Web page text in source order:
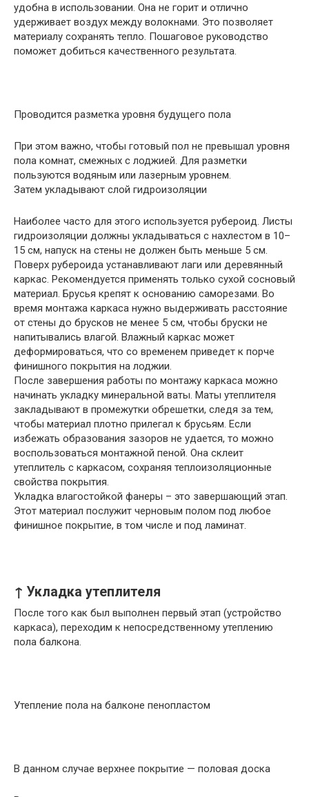
удобна в использовании. Она не горит и отлично
удерживает воздух между волокнами. Это позволяет
материалу сохранять тепло. Пошаговое руководство
поможет добиться качественного результата.
Проводится разметка уровня будущего пола
При этом важно, чтобы готовый пол не превышал уровня
пола комнат, смежных с лоджией. Для разметки
пользуются водяным или лазерным уровнем.
Затем укладывают слой гидроизоляции
Наиболее часто для этого используется рубероид. Листы
гидроизоляции должны укладываться с нахлестом в 10–
15 см, напуск на стены не должен быть меньше 5 см.
Поверх рубероида устанавливают лаги или деревянный
каркас. Рекомендуется применять только сухой сосновый
материал. Брусья крепят к основанию саморезами. Во
время монтажа каркаса нужно выдерживать расстояние
от стены до брусков не менее 5 см, чтобы бруски не
напитывались влагой. Влажный каркас может
деформироваться, что со временем приведет к порче
финишного покрытия на лоджии.
После завершения работы по монтажу каркаса можно
начинать укладку минеральной ваты. Маты утеплителя
закладывают в промежутки обрешетки, следя за тем,
чтобы материал плотно прилегал к брусьям. Если
избежать образования зазоров не удается, то можно
воспользоваться монтажной пеной. Она склеит
утеплитель с каркасом, сохраняя теплоизоляционные
свойства покрытия.
Укладка влагостойкой фанеры – это завершающий этап.
Этот материал послужит черновым полом под любое
финишное покрытие, в том числе и под ламинат.
↑ Укладка утеплителя
После того как был выполнен первый этап (устройство
каркаса), переходим к непосредственному утеплению
пола балкона.
Утепление пола на балконе пенопластом
В данном случае верхнее покрытие — половая доска